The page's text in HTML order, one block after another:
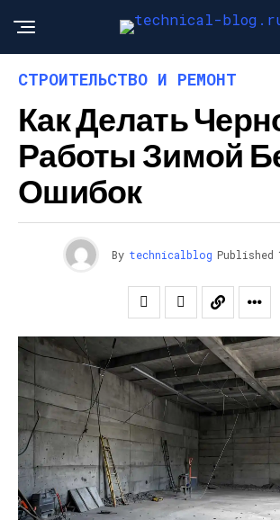
СТРОИТЕЛЬСТВО И РЕМОНТ
Как Делать
Работы Зимой
Ошибок
By technicalblog Published